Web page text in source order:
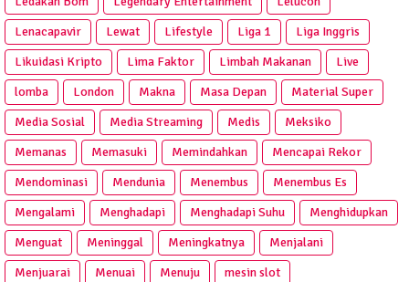
Lenacapavir
Lewat Lifestyle Liga 1
Liga Inggris
Likuidasi Kripto
Lima Faktor Limbah Makanan
Live
lomba
London Makna Masa Depan
Material Super
Media Sosial
Media Streaming Medis
Meksiko
Memanas
Memasuki Memindahkan
Mencapai Rekor
Mendominasi
Mendunia Menembus
Menembus Es
Mengalami
Menghadapi Menghadapi Suhu
Menghidupkan
Menguat
Meninggal Meningkatnya
Menjalani
Menjuarai
Menuai Menuju
mesin slot